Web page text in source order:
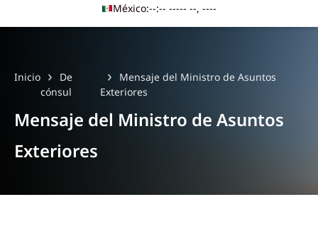
México:--:-- ----- --, ----
Main navigation
Inicio
De
cónsul
Mensaje del Ministro de Asuntos
Exteriores
Mensaje del Ministro de Asuntos
Exteriores